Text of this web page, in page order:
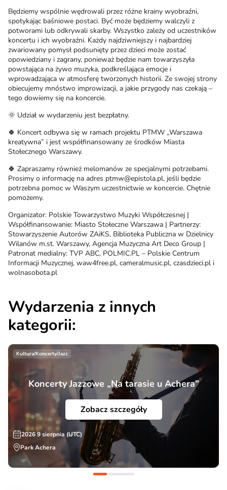
Będziemy wspólnie wędrowali przez różne krainy wyobraźni,
spotykając baśniowe postaci. Być może będziemy walczyli z
potworami lub odkrywali skarby. Wszystko zależy od uczestników
koncertu i ich wyobraźni. Każdy najdziwniejszy i najbardziej
zwariowany pomysł podsunięty przez dzieci może zostać
opowiedziany i zagrany, ponieważ będzie nam towarzyszyła
powstająca na żywo muzyka, podkreślająca emocje i
wprowadzająca w atmosferę tworzonych historii. Ze swojej strony
obiecujemy mnóstwo improwizacji, a jakie przygody nas czekają –
tego dowiemy się na koncercie.
🌞 Udział w wydarzeniu jest bezpłatny.
🍀 Koncert odbywa się w ramach projektu PTMW „Warszawa
kreatywna” i jest współfinansowany ze środków Miasta
Stołecznego Warszawy.
🍀 Zapraszamy również melomanów ze specjalnymi potrzebami.
Prosimy o informację na adres ptmw@epistola.pl, jeśli będzie
potrzebna pomoc w Waszym uczestnictwie w koncercie. Chętnie
pomożemy.
Organizator: Polskie Towarzystwo Muzyki Współczesnej |
Współfinansowanie: Miasto Stołeczne Warszawa | Partnerzy:
Stowarzyszenie Autorów ZAiKS, Biblioteka Publiczna w Dzielnicy
Wilanów m.st. Warszawy, Agencja Muzyczna Art Deco Group |
Patronat medialny: TVP ABC, POLMIC.PL – Polskie Centrum
Informacji Muzycznej, waw4free.pl, cameralmusic.pl, czasdzieci.pl i
wolnasobota.pl
Wydarzenia z innych
kategorii:
Kultura/Koncerty/Jazz
Koncerty Jazzowe „Na tarasie u Achera”
Zobacz szczegóły
2026 9 sierpnia (UTC)
Park Achera